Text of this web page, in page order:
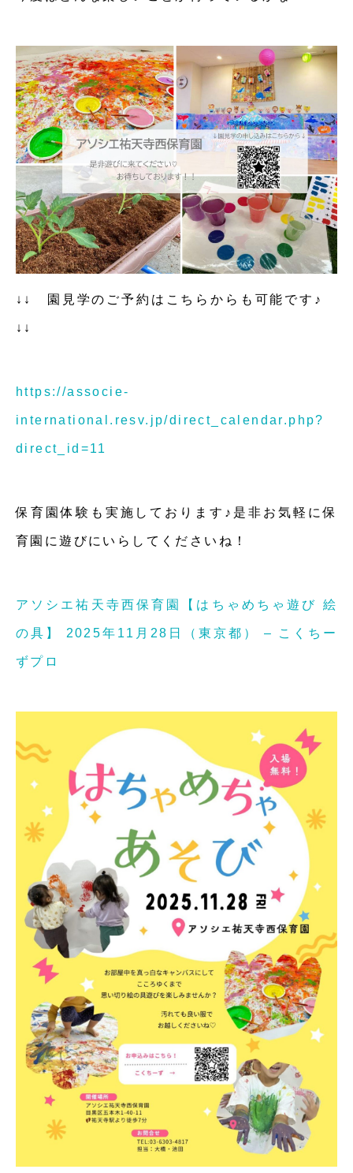
↓↓ 園見学のご予約はこちらからも可能です♪
↓↓
https://associe-
international.resv.jp/direct_calendar.php?
direct_id=11
保育園体験も実施しております♪是非お気軽に保
育園に遊びにいらしてくださいね！
アソシエ祐天寺西保育園【はちゃめちゃ遊び 絵
の具】 2025年11月28日（東京都） – こくちー
ずプロ